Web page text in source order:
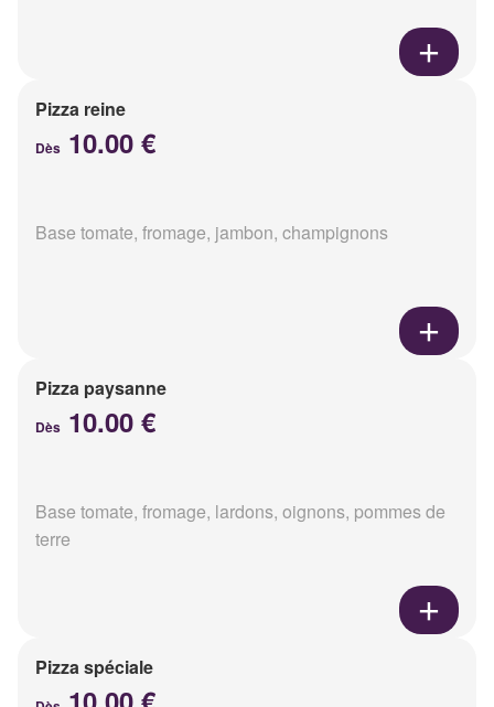
Pizza reine
Dès 10.00 €
Base tomate, fromage, jambon, champignons
Pizza paysanne
Dès 10.00 €
Base tomate, fromage, lardons, oignons, pommes de
terre
Pizza spéciale